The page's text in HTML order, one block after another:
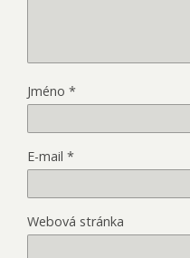
Jméno *
E-mail *
Webová stránka